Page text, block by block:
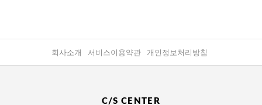
회사소개 서비스이용약관 개인정보처리방침
C/S CENTER